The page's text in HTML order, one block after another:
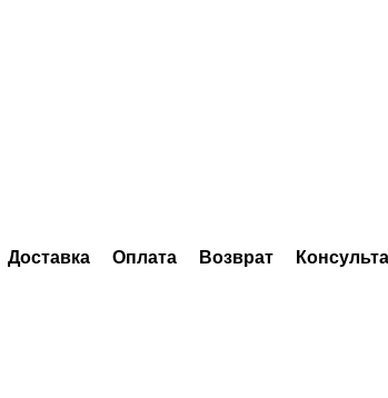
Доставка Оплата Возврат